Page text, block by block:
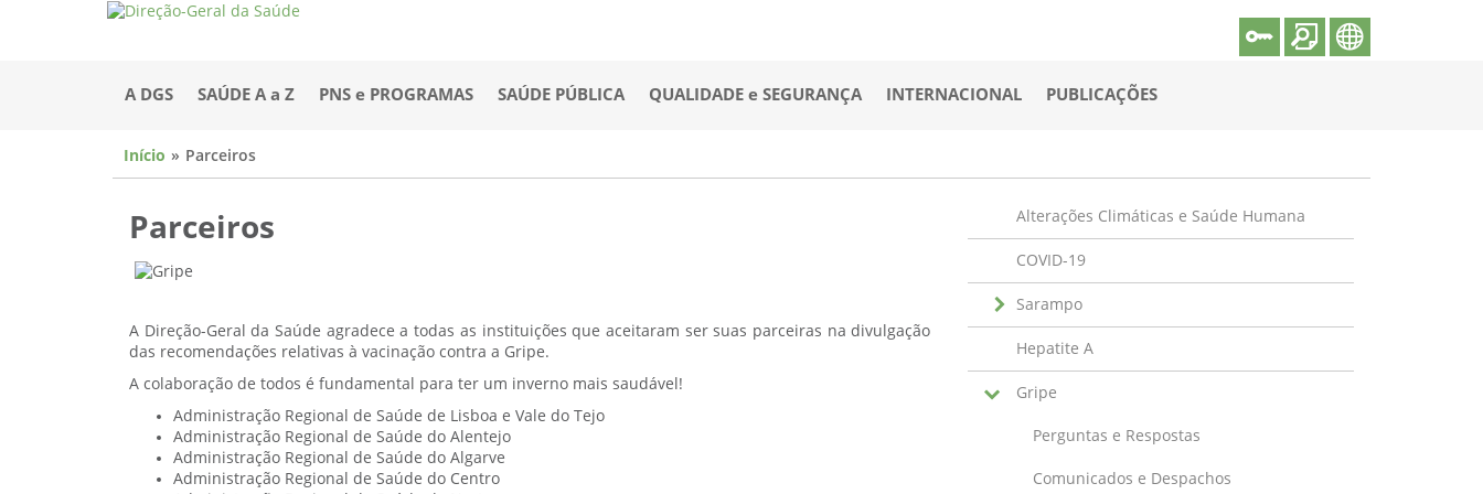
A DGS SAÚDE A a Z PNS e PROGRAMAS SAÚDE PÚBLICA QUALIDADE e SEGURANÇA INTERNACIONAL PUBLICAÇÕES
Início Parceiros
Parceiros
A Direção-Geral da Saúde agradece a todas as instituições que aceitaram ser suas parceiras na divulgação
das recomendações relativas à vacinação contra a Gripe.
A colaboração de todos é fundamental para ter um inverno mais saudável!
Administração Regional de Saúde de Lisboa e Vale do Tejo
Administração Regional de Saúde do Alentejo
Administração Regional de Saúde do Algarve
Administração Regional de Saúde do Centro
Alterações Climáticas e Saúde Humana
COVID-19
Sarampo
Hepatite A
Gripe
Perguntas e Respostas
Comunicados e Despachos